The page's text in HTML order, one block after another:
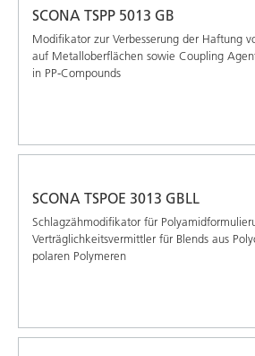
SCONA TSPP 5013 GB
Modifikator zur Verbesserung der Haftung
auf Metalloberflächen sowie Coupling
in PP-Compounds
SCONA TSPOE 3013 GBLL
Schlagzähmodifikator für
Verträglichkeitsvermittler für Blends aus
polaren Polymeren